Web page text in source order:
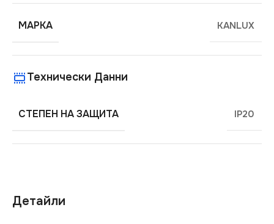
Детайли
МАРКА KANLUX
Технически Данни
СТЕПЕН НА ЗАЩИТА IP20